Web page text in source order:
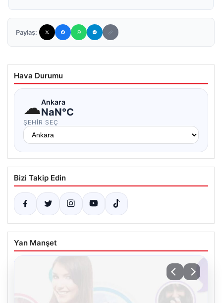
Paylaş:
Hava Durumu
☁Ankara
NaN°C
ŞEHIR SEÇ
Bizi Takip Edin
Yan Manşet